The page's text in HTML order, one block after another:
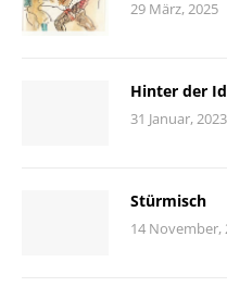
29 März, 2025
Hinter der
31 Januar, 2023
Stürmisch
14 November,